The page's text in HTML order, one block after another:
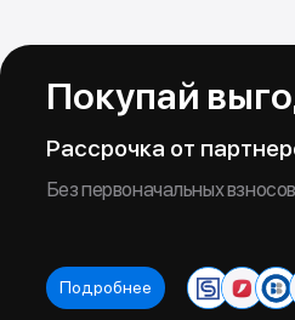
Комплект поставки
Кабель USB-C для
Адаптер питания USB-C
Диагональ 12,9″
Разрешение 2732×2048